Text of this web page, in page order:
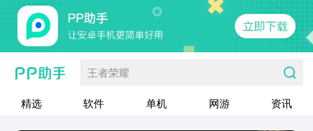
王者荣耀
精选 软件 单机 网游 资讯